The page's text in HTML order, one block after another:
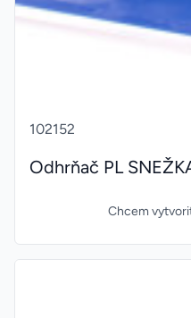
102152
Odhrňač PL
Chcem